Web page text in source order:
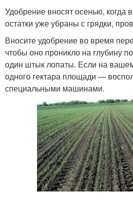
Удобрение вносят осенью, когда
остатки уже убраны с грядки,
Вносите удобрение во время
чтобы оно проникло на глубину
один штык лопаты. Если на
одного гектара площади —
специальными машинами.